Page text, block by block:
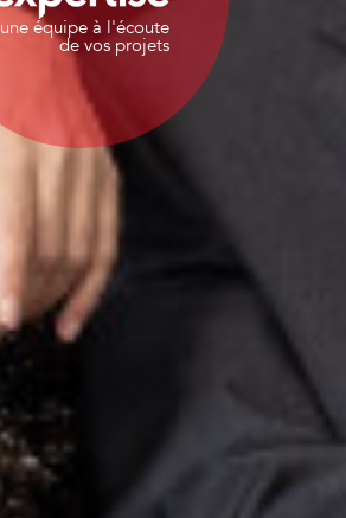
une équipe à l'écoute
de vos projets